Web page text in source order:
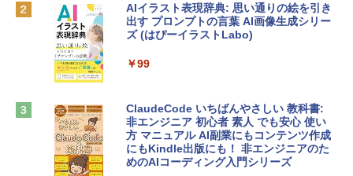
￥137,800
tomtoc 360°保護 15.6 16インチ パソコ
￥2,952
Apple 2026 MacBook Air M5チップ搭載
Robloxギフトカード - 800 Robux 【限
定バーチャルアイテムを含む】 【オンラ
インゲームコード】 ロブロックス | オン
Microsoft Office Home & Business 202
4(最新 永続版)|オンラインコード版|Wind
ows11、10/mac対応|PC2台
AIイラスト表現辞典: 思い通りの絵を引き
出す プロンプトの言葉 AI画像生成シリー
ズ (はぴーイラストLabo)
￥99
ClaudeCode いちばんやさしい 教科書:
非エンジニア 初心者 素人 でも安心 使い
方 マニュアル AI副業にもコンテンツ作成
にもKindle出版にも！ 非エンジニアのた
めのAIコーディング入門シリーズ